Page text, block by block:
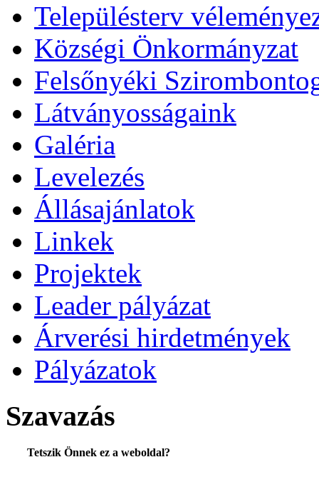
Településterv
Községi Önkormányzat
Felsőnyéki
Látványosságaink
Galéria
Levelezés
Állásajánlatok
Linkek
Projektek
Leader pályázat
Árverési hirdetmények
Pályázatok
Szavazás
Tetszik Önnek ez a weboldal?